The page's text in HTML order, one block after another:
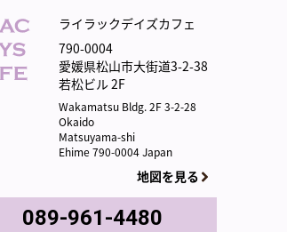
ライラックデイズカフェ
790-0004
愛媛県松山市大街道3-2-38
若松ビル 2F
Wakamatsu Bldg. 2F 3-2-28
Okaido
Matsuyama-shi
Ehime 790-0004 Japan
地図を見る
089-961-4480